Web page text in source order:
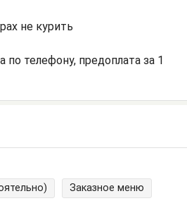
не курить
по телефону, предоплата за 1
Заказное меню